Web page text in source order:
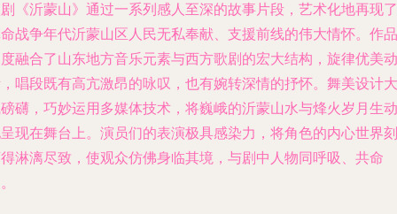
《沂蒙山》通过一系列感人至深的故事片段，艺术化地再现了
战争年代沂蒙山区人民无私奉献、支援前线的伟大情怀。作品
融合了山东地方音乐元素与西方歌剧的宏大结构，旋律优美动
唱段既有高亢激昂的咏叹，也有婉转深情的抒怀。舞美设计大
礴，巧妙运用多媒体技术，将巍峨的沂蒙山水与烽火岁月生动
现在舞台上。演员们的表演极具感染力，将角色的内心世界刻
淋漓尽致，使观众仿佛身临其境，与剧中人物同呼吸、共命